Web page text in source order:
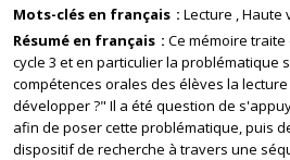
Mots-clés en français
Lecture Haute
Résumé en français
Ce mémoire
cycle 3 et en particulier la problématique
compétences orales des élèves la
développer ?" Il a été question de
afin de poser cette problématique, puis
dispositif de recherche à travers une